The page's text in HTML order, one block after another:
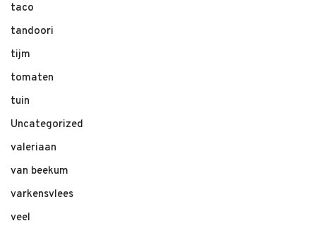
taco
tandoori
tijm
tomaten
tuin
Uncategorized
valeriaan
van beekum
varkensvlees
veel